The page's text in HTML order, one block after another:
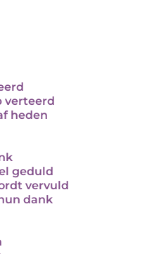
verteerd
heden
geduld
vervuld
dank